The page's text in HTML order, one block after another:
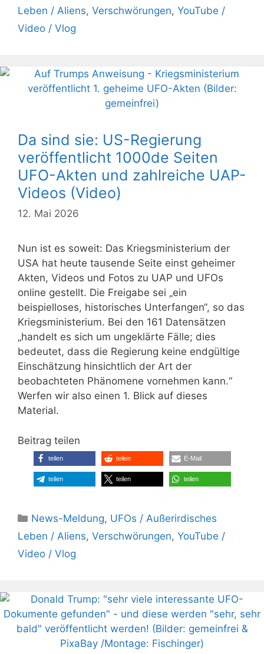
Leben / Aliens, Verschwörungen, YouTube /
Video / Vlog
Da sind sie: US-Regierung
veröffentlicht 1000de Seiten
UFO-Akten und zahlreiche UAP-
Videos (Video)
12. Mai 2026
Nun ist es soweit: Das Kriegsministerium der
USA hat heute tausende Seite einst geheimer
Akten, Videos und Fotos zu UAP und UFOs
online gestellt. Die Freigabe sei „ein
beispielloses, historisches Unterfangen“, so das
Kriegsministerium. Bei den 161 Datensätzen
„handelt es sich um ungeklärte Fälle; dies
bedeutet, dass die Regierung keine endgültige
Einschätzung hinsichtlich der Art der
beobachteten Phänomene vornehmen kann.“
Werfen wir also einen 1. Blick auf dieses
Material.
Beitrag teilen
teilen teilen E-Mail
teilen teilen teilen
Kategorien
News-Meldung, UFOs / Außerirdisches
Leben / Aliens, Verschwörungen, YouTube /
Video / Vlog